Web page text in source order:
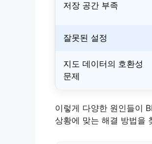
저장 공간 부족
잘못된 설정
지도 데이터의 호환성
문제
이렇게 다양한 원인들이
상황에 맞는 해결 방법을